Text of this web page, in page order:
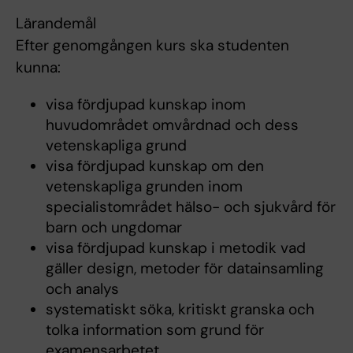
Lärandemål
Efter genomgången kurs ska studenten
kunna:
visa fördjupad kunskap inom
huvudområdet omvårdnad och dess
vetenskapliga grund
visa fördjupad kunskap om den
vetenskapliga grunden inom
specialistområdet hälso- och sjukvård för
barn och ungdomar
visa fördjupad kunskap i metodik vad
gäller design, metoder för datainsamling
och analys
systematiskt söka, kritiskt granska och
tolka information som grund för